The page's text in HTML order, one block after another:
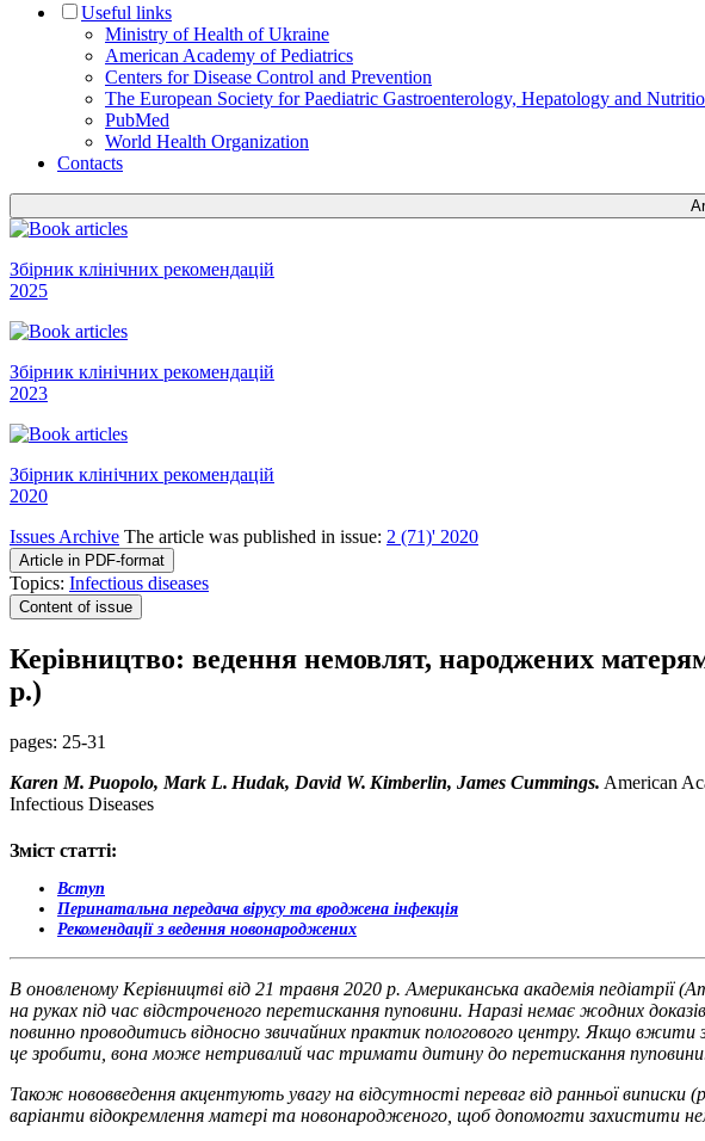
Useful links
Ministry of Health of Ukraine
American Academy of Pediatrics
Centers for Disease Control and Prevention
The European Society for Paediatric Gastroenterology, Hepatology and
PubMed
World Health Organization
Contacts
Збірник клінічних рекомендацій
2025
Збірник клінічних рекомендацій
2023
Збірник клінічних рекомендацій
2020
Issues Archive The article was published in issue: 2 (71)' 2020
Article in PDF-format
Topics: Infectious diseases
Content of issue
Керівництво: ведення немовлят, народжених
р.)
pages: 25-31
Karen M. Puopolo, Mark L. Hudak, David W. Kimberlin, James Cummings. American
Infectious Diseases
Зміст статті:
Вступ
Перинатальна передача вірусу та вроджена інфекція
Рекомендації з ведення новонароджених
В оновленому Керівництві від 21 травня 2020 р. Американська академія
на руках під час відстроченого перетискання пуповини. Наразі немає жодних
повинно проводитись відносно звичайних практик пологового центру. Якщо
це зробити, вона може нетривалий час тримати дитину до перетискання
Також нововведення акцентують увагу на відсутності переваг від ранньої
варіанти відокремлення матері та новонародженого, щоб допомогти захистити